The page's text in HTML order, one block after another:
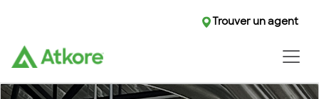
Trouver un agent